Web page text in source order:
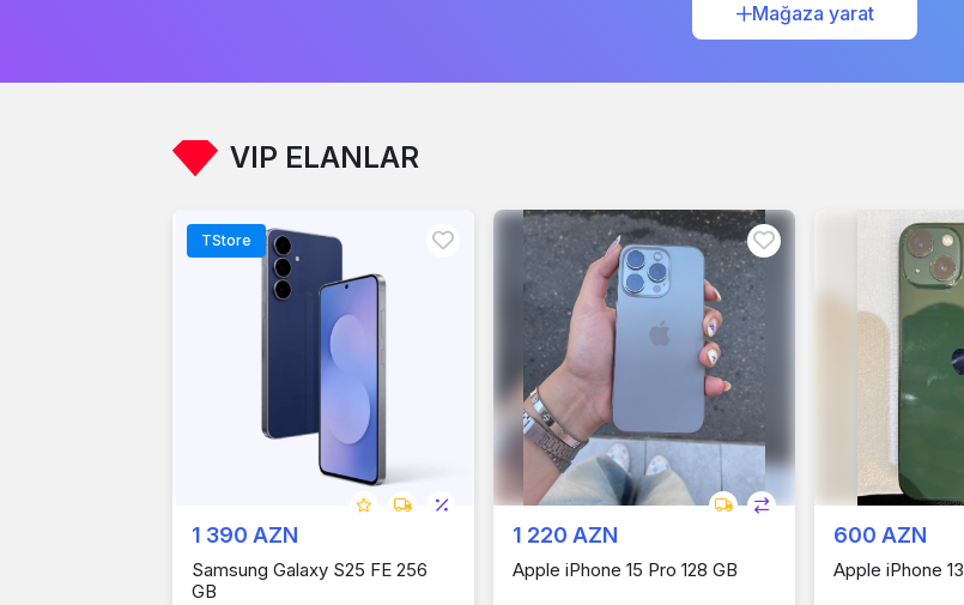
Mağaza yarat
VIP ELANLAR
TStore
1 390 AZN
Samsung Galaxy S25 FE 256
GB
1 220 AZN
Apple iPhone 15 Pro 128 GB
600 AZN
Apple iPhone